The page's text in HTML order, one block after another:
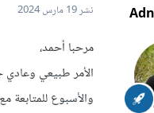
نشر19 مارس 2024
مرحبا أحمد،
الأمر طبيعي وعادي
والأسبوع